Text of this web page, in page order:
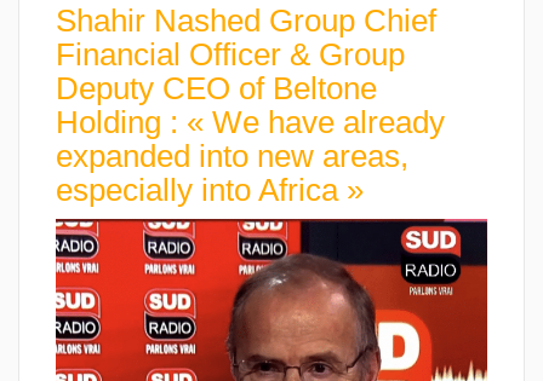
Shahir Nashed Group Chief
Financial Officer & Group
Deputy CEO of Beltone
Holding : « We have already
expanded into new areas,
especially into Africa »